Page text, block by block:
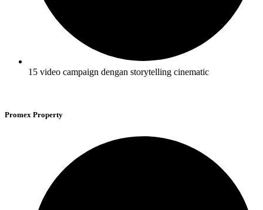
15 video campaign dengan storytelling cinematic
Promex Property